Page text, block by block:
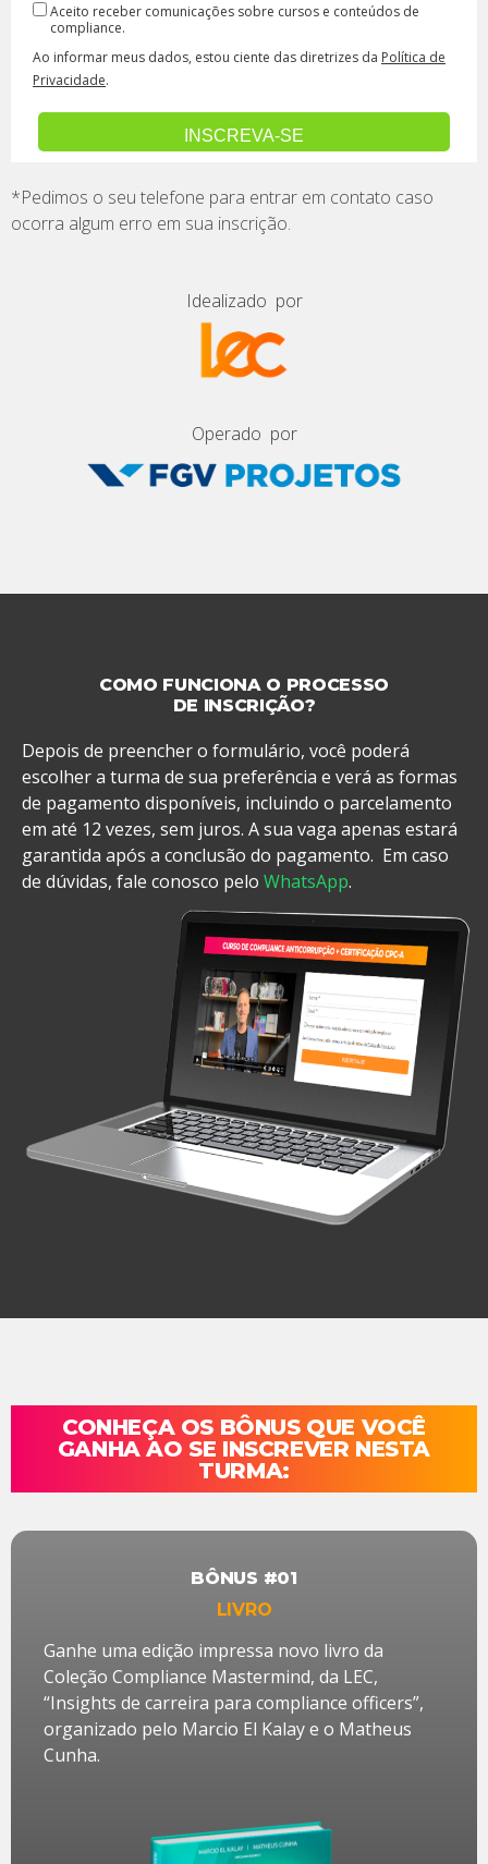
Aceito receber comunicações sobre cursos e conteúdos de
compliance.
Ao informar meus dados, estou ciente das diretrizes da Política de
Privacidade.
INSCREVA-SE
*Pedimos o seu telefone para entrar em contato caso
ocorra algum erro em sua inscrição.
Idealizado por
Operado por
COMO FUNCIONA O PROCESSO
DE INSCRIÇÃO?
Depois de preencher o formulário, você poderá
escolher a turma de sua preferência e verá as formas
de pagamento disponíveis, incluindo o parcelamento
em até 12 vezes, sem juros. A sua vaga apenas estará
garantida após a conclusão do pagamento. Em caso
de dúvidas, fale conosco pelo WhatsApp.
CONHEÇA OS BÔNUS QUE VOCÊ
GANHA AO SE INSCREVER NESTA
TURMA:
BÔNUS #01
LIVRO
Ganhe uma edição impressa novo livro da
Coleção Compliance Mastermind, da LEC,
“Insights de carreira para compliance officers”,
organizado pelo Marcio El Kalay e o Matheus
Cunha.